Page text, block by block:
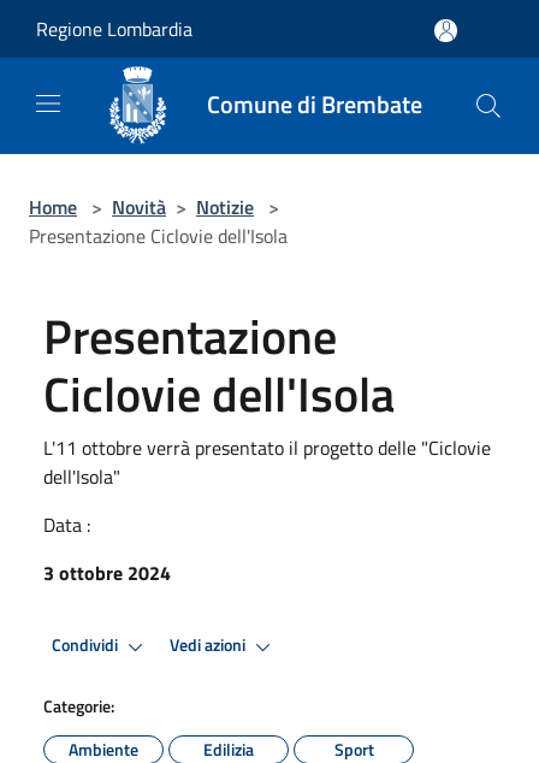
Regione Lombardia
Comune di Brembate
Home > Novità > Notizie >
Presentazione Ciclovie dell'Isola
Presentazione
Ciclovie dell'Isola
L'11 ottobre verrà presentato il progetto delle "Ciclovie
dell'Isola"
Data :
3 ottobre 2024
Condividi Vedi azioni
Categorie:
Ambiente
Edilizia
Sport